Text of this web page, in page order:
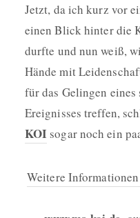
Jetzt, da ich kurz vor
einen Blick hinter die
durfte und nun weiß,
Hände mit
für das Gelingen
Ereignisses treffen,
KOI sogar noch ein
Weitere